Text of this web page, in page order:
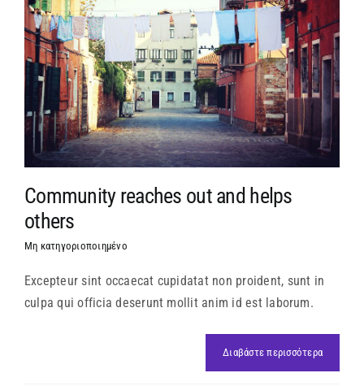
Community reaches out and helps
others
Μη κατηγοριοποιημένο
Excepteur sint occaecat cupidatat non proident, sunt in
culpa qui officia deserunt mollit anim id est laborum.
Διαβάστε περισσότερα